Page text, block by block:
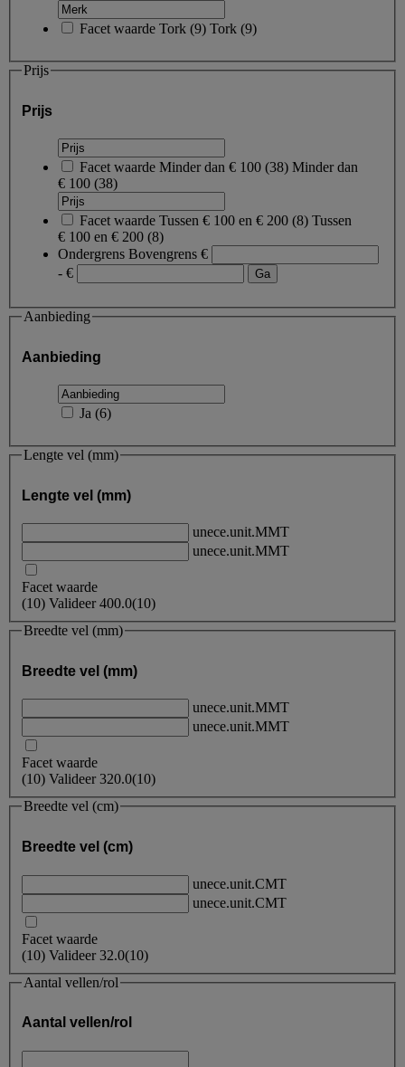
Facet waarde Tork (9) Tork (9)
Prijs
Prijs
Facet waarde Minder dan € 100 (38) Minder dan
€ 100 (38)
Facet waarde Tussen € 100 en € 200 (8) Tussen
€ 100 en € 200 (8)
Ondergrens Bovengrens €
- €
Aanbieding
Aanbieding
Ja (6)
Lengte vel (mm)
Lengte vel (mm)
unece.unit.MMT
unece.unit.MMT
Facet waarde
(10) Valideer400.0(10)
Breedte vel (mm)
Breedte vel (mm)
unece.unit.MMT
unece.unit.MMT
Facet waarde
(10) Valideer320.0(10)
Breedte vel (cm)
Breedte vel (cm)
unece.unit.CMT
unece.unit.CMT
Facet waarde
(10) Valideer32.0(10)
Aantal vellen/rol
Aantal vellen/rol